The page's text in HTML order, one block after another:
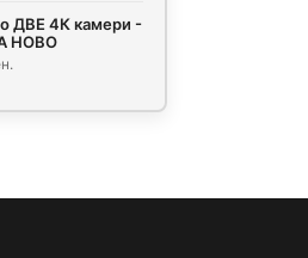
ДВЕ 4К камери -
НОВО